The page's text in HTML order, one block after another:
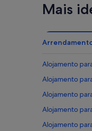
Mais
Alojamento
Alojamento
Alojamento
Alojamento
Alojamento